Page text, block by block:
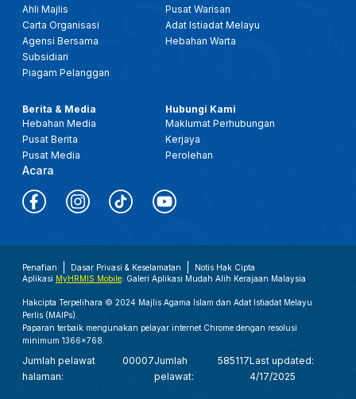
Ahli Majlis
Carta Organisasi
Agensi Bersama
Subsidiari
Piagam Pelanggan
Pusat Warisan
Adat Istiadat Melayu
Hebahan Warta
Berita & Media
Hebahan Media
Pusat Berita
Pusat Media
Acara
Hubungi Kami
Maklumat Perhubungan
Kerjaya
Perolehan
Penafian Dasar Privasi & Keselamatan
Notis Hak Cipta
Aplikasi MyHRMIS Mobile: Galeri Aplikasi Mudah Alih Kerajaan Malaysia
Hakcipta Terpelihara © 2024 Majlis Agama Islam dan Adat Istiadat Melayu
Perlis (MAIPs).
Paparan terbaik mengunakan pelayar internet Chrome dengan resolusi
minimum 1366x768.
Jumlah pelawat
halaman:
00007Jumlah
pelawat:
585117Last updated:
4/17/2025